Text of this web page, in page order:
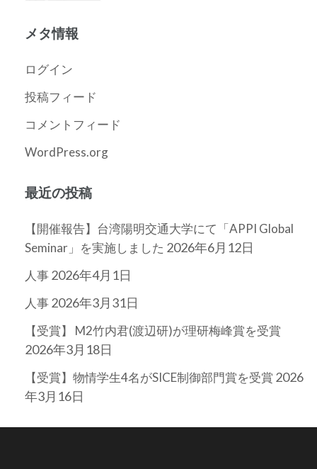
カ
ブ
メタ情報
ログイン
投稿フィード
コメントフィード
WordPress.org
最近の投稿
【開催報告】台湾陽明交通大学にて「APPI Global
Seminar」を実施しました 2026年6月12日
人事2026年4月1日
人事2026年3月31日
【受賞】 M2竹内君(渡辺研)が理研梅峰賞を受賞
2026年3月18日
【受賞】物情学生4名がSICE制御部門賞を受賞 2026
年3月16日